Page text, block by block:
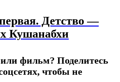
Детство —
Кушанабхи
фильм? Поделитесь
чтобы не